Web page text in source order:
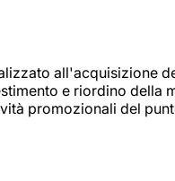
all'acquisizione
e riordino
promozionali del